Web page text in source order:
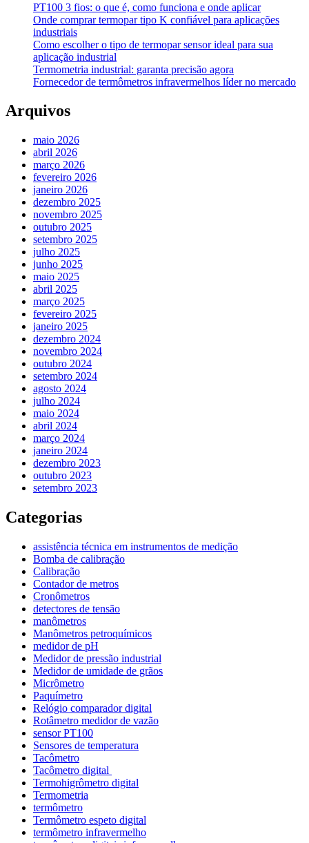
PT100 3 fios: o que é, como funciona e onde aplicar
Onde comprar termopar tipo K confiável para aplicações
industriais
Como escolher o tipo de termopar sensor ideal para sua
aplicação industrial
Termometria industrial: garanta precisão agora
Fornecedor de termômetros infravermelhos líder no mercado
Arquivos
maio 2026
abril 2026
março 2026
fevereiro 2026
janeiro 2026
dezembro 2025
novembro 2025
outubro 2025
setembro 2025
julho 2025
junho 2025
maio 2025
abril 2025
março 2025
fevereiro 2025
janeiro 2025
dezembro 2024
novembro 2024
outubro 2024
setembro 2024
agosto 2024
julho 2024
maio 2024
abril 2024
março 2024
janeiro 2024
dezembro 2023
outubro 2023
setembro 2023
Categorias
assistência técnica em instrumentos de medição
Bomba de calibração
Calibração
Contador de metros
Cronômetros
detectores de tensão
manômetros
Manômetros petroquímicos
medidor de pH
Medidor de pressão industrial
Medidor de umidade de grãos
Micrômetro
Paquímetro
Relógio comparador digital
Rotâmetro medidor de vazão
sensor PT100
Sensores de temperatura
Tacômetro
Tacômetro digital
Termohigrômetro digital
Termometria
termômetro
Termômetro espeto digital
termômetro infravermelho